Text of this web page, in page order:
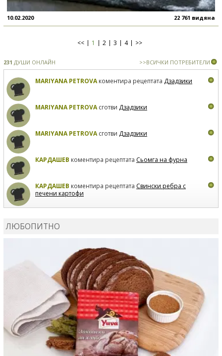
10.02.2020 22 761 видяна
<< 1 2 3 4 >>
231 ДУШИ ОНЛАЙН >>ВСИЧКИ ПОТРЕБИТЕЛИ
MARIYANA PETROVAкоментира рецептата Дзадзики
MARIYANA PETROVAсготви Дзадзики
MARIYANA PETROVAсготви Дзадзики
КАРДАШЕВ коментира рецептата Сьомга на фурна
КАРДАШЕВ коментира рецептата Свински ребра с
печени картофи
ЛЮБОПИТНО